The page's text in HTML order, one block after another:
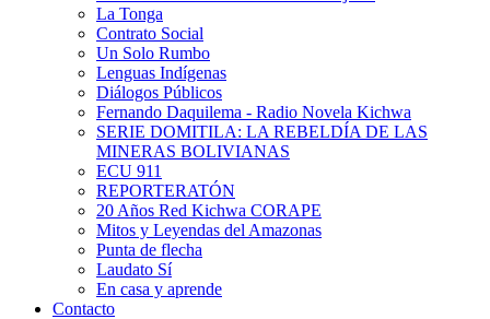
La Tonga
Contrato Social
Un Solo Rumbo
Lenguas Indígenas
Diálogos Públicos
Fernando Daquilema - Radio Novela Kichwa
SERIE DOMITILA: LA REBELDÍA DE LAS
MINERAS BOLIVIANAS
ECU 911
REPORTERATÓN
20 Años Red Kichwa CORAPE
Mitos y Leyendas del Amazonas
Punta de flecha
Laudato Sí
En casa y aprende
Contacto